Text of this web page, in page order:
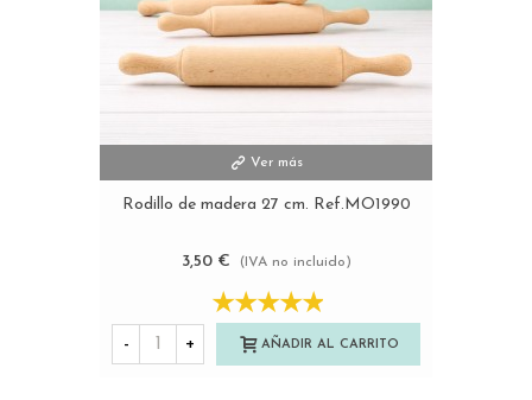
Ver más
Rodillo de madera 27 cm. Ref.MO1990
3,50 € (IVA no incluido)
- + AÑADIR AL CARRITO